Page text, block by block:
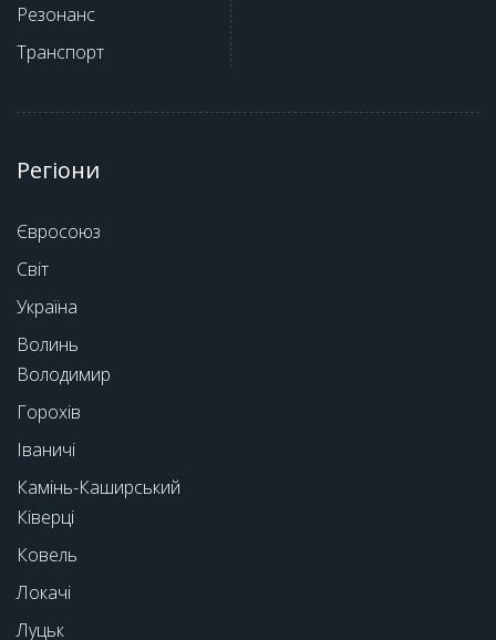
Резонанс
Транспорт
Регіони
Євросоюз
Світ
Україна
Волинь
Володимир
Горохів
Іваничі
Камінь-Каширський
Ківерці
Ковель
Локачі
Луцьк